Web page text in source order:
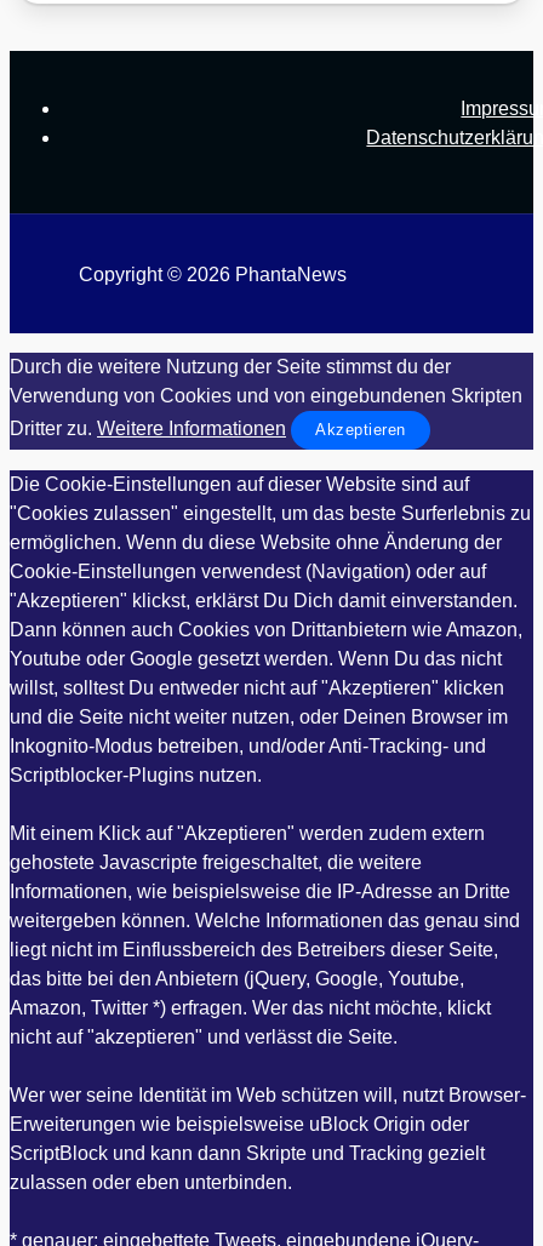
Copyright © 2026 PhantaNews
Durch die weitere Nutzung der Seite stimmst du der
Verwendung von Cookies und von eingebundenen Skripten
Dritter zu. Weitere Informationen Akzeptieren
Die Cookie-Einstellungen auf dieser Website sind auf
"Cookies zulassen" eingestellt, um das beste Surferlebnis zu
ermöglichen. Wenn du diese Website ohne Änderung der
Cookie-Einstellungen verwendest (Navigation) oder auf
"Akzeptieren" klickst, erklärst Du Dich damit einverstanden.
Dann können auch Cookies von Drittanbietern wie Amazon,
Youtube oder Google gesetzt werden. Wenn Du das nicht
willst, solltest Du entweder nicht auf "Akzeptieren" klicken
und die Seite nicht weiter nutzen, oder Deinen Browser im
Inkognito-Modus betreiben, und/oder Anti-Tracking- und
Scriptblocker-Plugins nutzen.
Mit einem Klick auf "Akzeptieren" werden zudem extern
gehostete Javascripte freigeschaltet, die weitere
Informationen, wie beispielsweise die IP-Adresse an Dritte
weitergeben können. Welche Informationen das genau sind
liegt nicht im Einflussbereich des Betreibers dieser Seite,
das bitte bei den Anbietern (jQuery, Google, Youtube,
Amazon, Twitter *) erfragen. Wer das nicht möchte, klickt
nicht auf "akzeptieren" und verlässt die Seite.
Wer wer seine Identität im Web schützen will, nutzt Browser-
Erweiterungen wie beispielsweise uBlock Origin oder
ScriptBlock und kann dann Skripte und Tracking gezielt
zulassen oder eben unterbinden.
* genauer: eingebettete Tweets, eingebundene jQuery-